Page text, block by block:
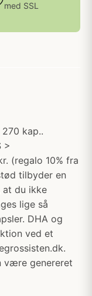
med SSL
270 kap..
>
(regalo 10% fra
tilbyder en
at du ikke
lige så
DHA og
ved et
være genereret